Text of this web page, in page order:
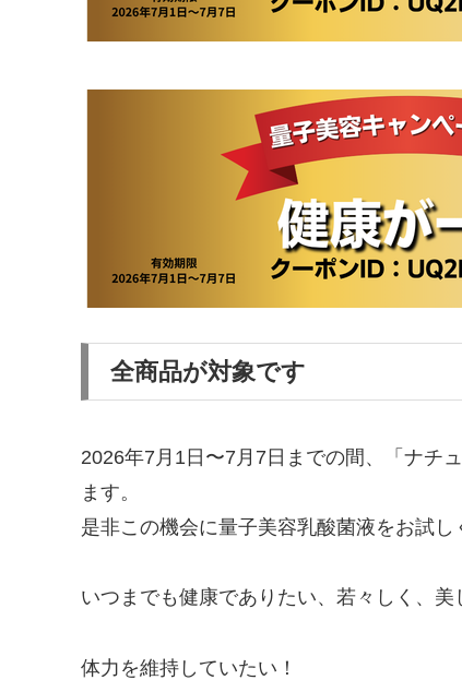
全商品が対象です
2026年7月1日〜7月7日までの間、「ナチ
ます。
是非この機会に量子美容乳酸菌液をお試し
いつまでも健康でありたい、若々しく、美
体力を維持していたい！